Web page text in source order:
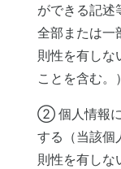
ができる記述
全部または一
則性を有しな
ことを含む。
② 個人情報に
する（当該個
則性を有しな